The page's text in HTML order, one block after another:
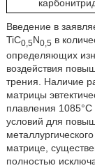
Введение в
TiC0,5N0,5 в
определяющих
воздействия
трения. Наличие
матрицы
плавления 1085°С
условий для
матрице,
полностью